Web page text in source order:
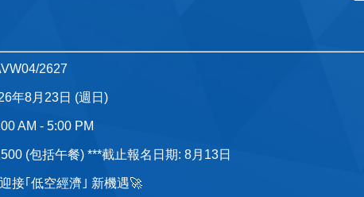
2627
年8月23日 (週日)
AM - 5:00 PM
(包括午餐) ***截止報名日期: 8月13日
接｢低空經濟｣ 新機遇🚀